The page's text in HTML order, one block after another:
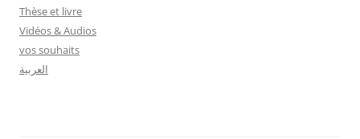
Thèse et livre
Vidéos & Audios
vos souhaits
العربية